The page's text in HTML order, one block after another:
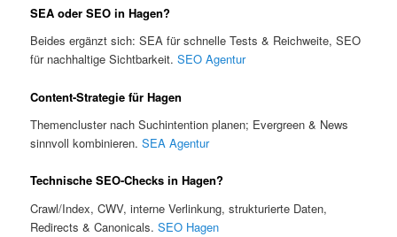
SEA oder SEO in Hagen?
Beides ergänzt sich: SEA für schnelle Tests & Reichweite, SEO
für nachhaltige Sichtbarkeit.SEO Agentur
Content-Strategie für Hagen
Themencluster nach Suchintention planen; Evergreen & News
sinnvoll kombinieren.SEA Agentur
Technische SEO-Checks in Hagen?
Crawl/Index, CWV, interne Verlinkung, strukturierte Daten,
Redirects & Canonicals.SEO Hagen